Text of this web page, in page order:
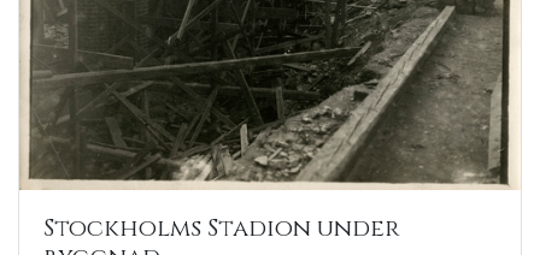
Stockholms Stadion under